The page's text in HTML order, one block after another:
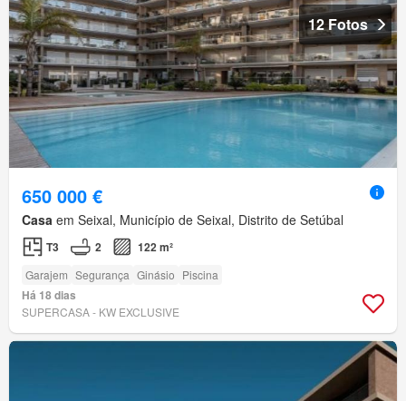
12 Fotos
650 000 €
Casa em Seixal, Município de Seixal, Distrito de Setúbal
T3 2 122 m²
Garajem Segurança Ginásio Piscina
Há 18 dias
SUPERCASA - KW EXCLUSIVE